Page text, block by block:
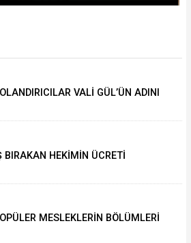
VALİ GÜL’ÜN ADINI
BIRAKAN HEKİMİN ÜCRETİ
MESLEKLERİN BÖLÜMLERİ